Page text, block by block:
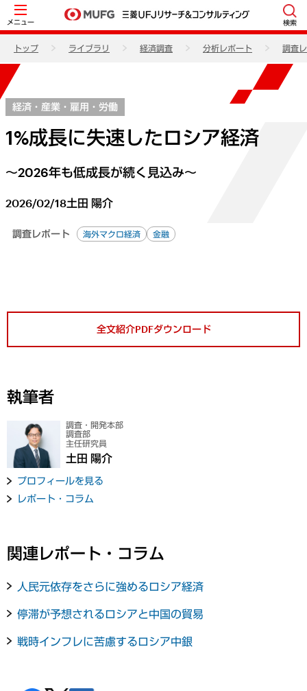
メニュー 検索
トップ ライブラリ 経済調査 分析レポート 調査
経済・産業・雇用・労働
1%成長に失速したロシア経済
～2026年も低成長が続く見込み～
2026/02/18土田 陽介
調査レポート 海外マクロ経済 金融
全文紹介PDFダウンロード
執筆者
調査・開発本部
調査部
主任研究員
土田 陽介
プロフィールを見る
レポート・コラム
関連レポート・コラム
人民元依存をさらに強めるロシア経済
停滞が予想されるロシアと中国の貿易
戦時インフレに苦慮するロシア中銀